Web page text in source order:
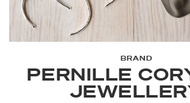
BRAND
PERNILLE